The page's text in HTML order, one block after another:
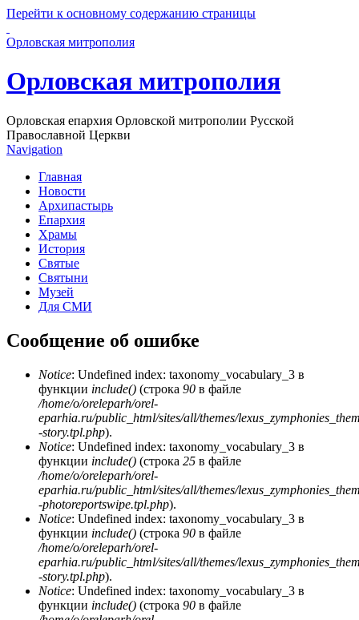
Перейти к основному содержанию страницы
Орловская митрополия
Орловская митрополия
Орловская епархия Орловской митрополии Русской
Православной Церкви
Navigation
Главная
Новости
Архипастырь
Епархия
Храмы
История
Святые
Святыни
Музей
Для СМИ
Сообщение об ошибке
Notice: Undefined index: taxonomy_vocabulary_3 в
функции include() (строка 90 в файле
/home/o/oreleparh/orel-
eparhia.ru/public_html/sites/all/themes/
-story.tpl.php).
Notice: Undefined index: taxonomy_vocabulary_3 в
функции include() (строка 25 в файле
/home/o/oreleparh/orel-
eparhia.ru/public_html/sites/all/themes/
-photoreportswipe.tpl.php).
Notice: Undefined index: taxonomy_vocabulary_3 в
функции include() (строка 90 в файле
/home/o/oreleparh/orel-
eparhia.ru/public_html/sites/all/themes/
-story.tpl.php).
Notice: Undefined index: taxonomy_vocabulary_3 в
функции include() (строка 90 в файле